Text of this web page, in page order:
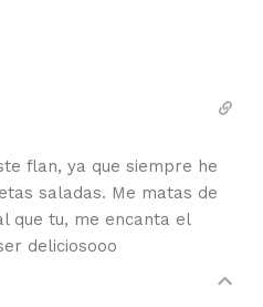
flan, ya que siempre he
saladas. Me matas de
que tu, me encanta el
deliciosooo